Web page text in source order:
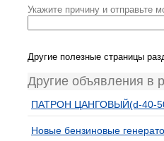
Укажите причину и отправьте
Другие полезные страницы
Другие объявления в
ПАТРОН ЦАНГОВЫЙ(d-40-
Новые бензиновые